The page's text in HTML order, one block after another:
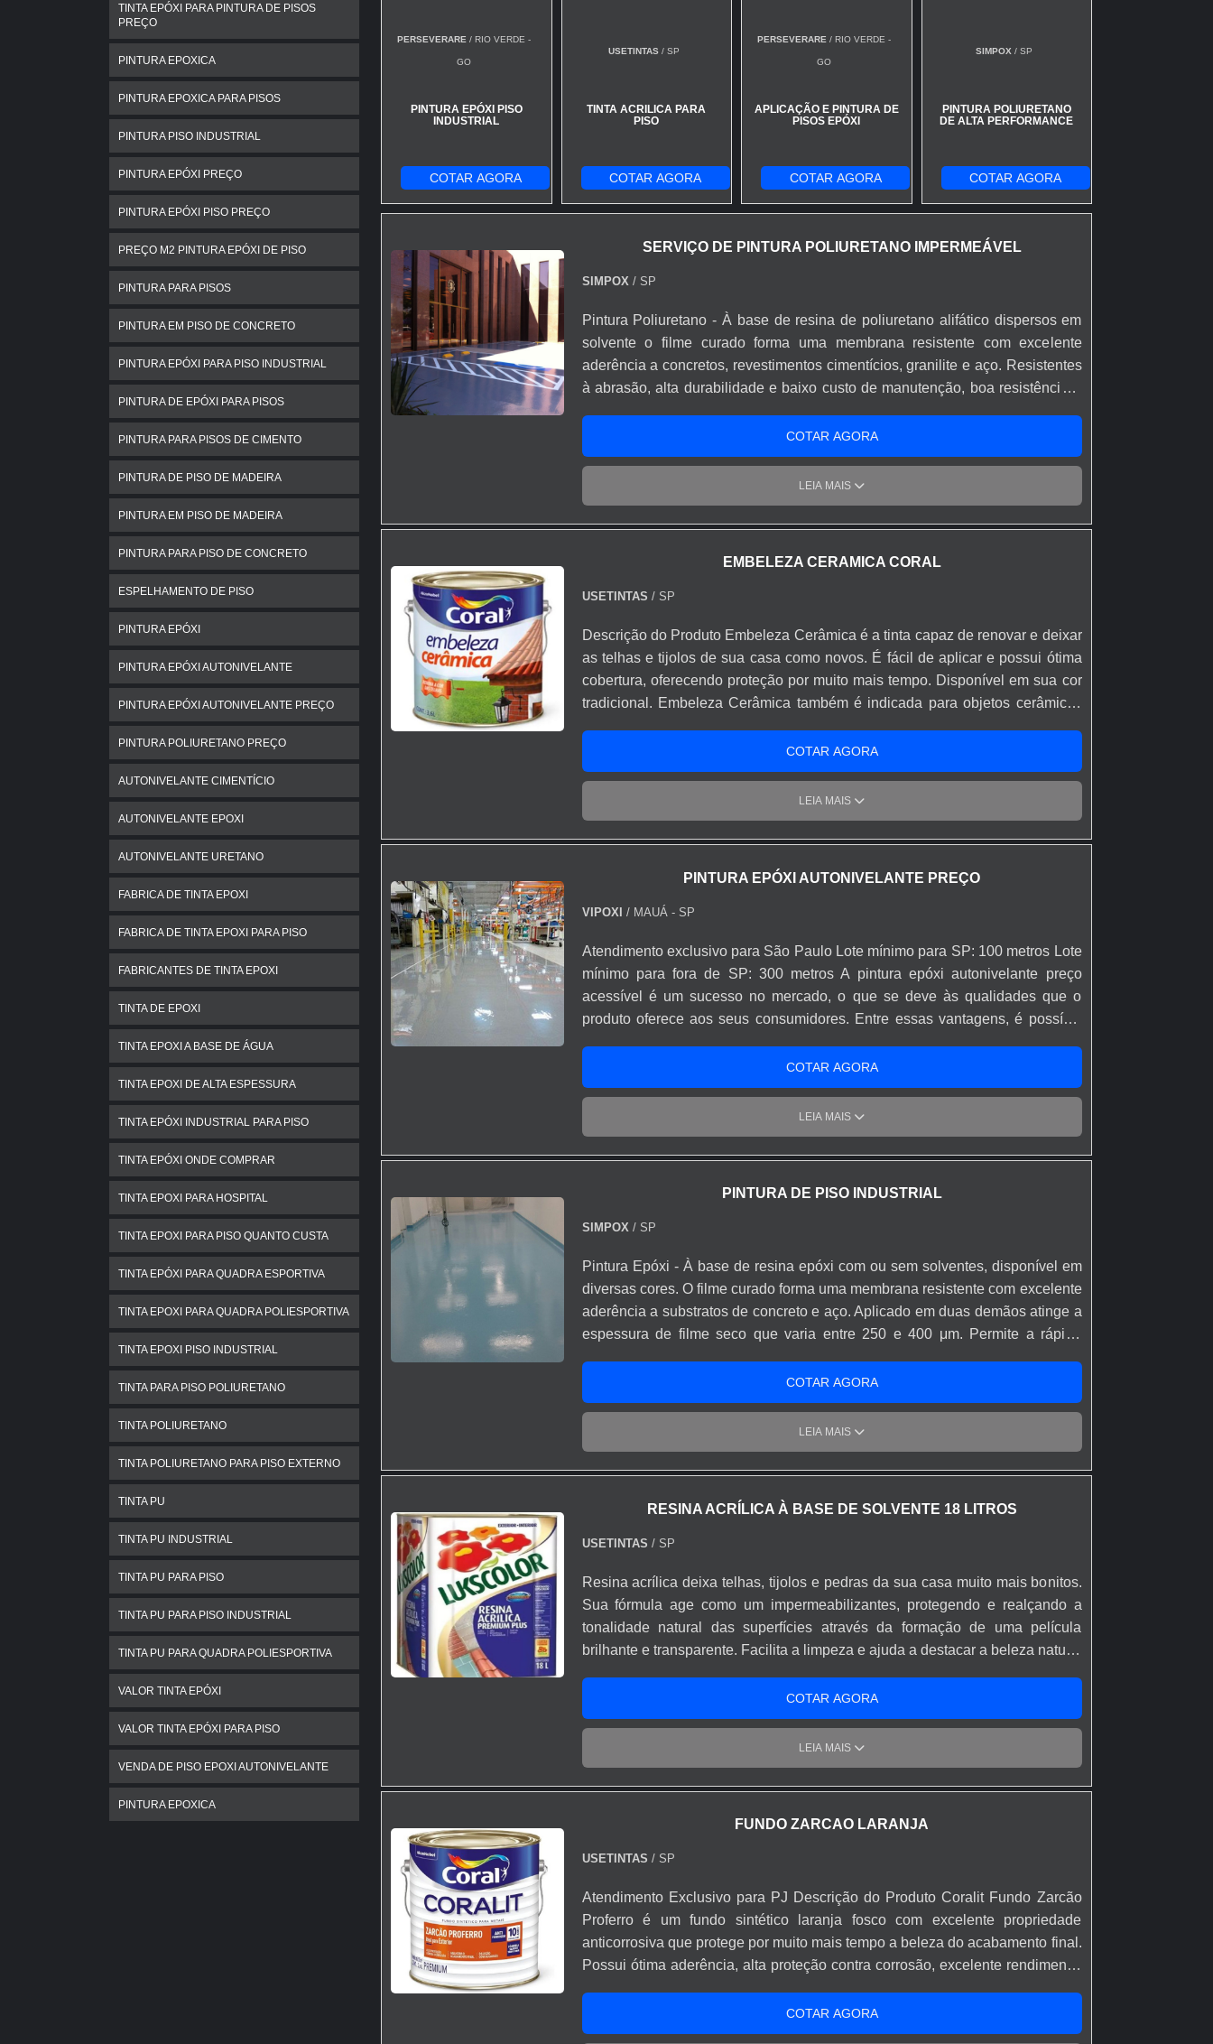
TINTA EPÓXI PARA PINTURA DE PISOS
PREÇO
PINTURA EPOXICA
PINTURA EPOXICA PARA PISOS
PINTURA PISO INDUSTRIAL
PINTURA EPÓXI PREÇO
PINTURA EPÓXI PISO PREÇO
PREÇO M2 PINTURA EPÓXI DE PISO
PINTURA PARA PISOS
PINTURA EM PISO DE CONCRETO
PINTURA EPÓXI PARA PISO INDUSTRIAL
PINTURA DE EPÓXI PARA PISOS
PINTURA PARA PISOS DE CIMENTO
PINTURA DE PISO DE MADEIRA
PINTURA EM PISO DE MADEIRA
PINTURA PARA PISO DE CONCRETO
ESPELHAMENTO DE PISO
PINTURA EPÓXI
PINTURA EPÓXI AUTONIVELANTE
PINTURA EPÓXI AUTONIVELANTE PREÇO
PINTURA POLIURETANO PREÇO
AUTONIVELANTE CIMENTÍCIO
AUTONIVELANTE EPOXI
AUTONIVELANTE URETANO
FABRICA DE TINTA EPOXI
FABRICA DE TINTA EPOXI PARA PISO
FABRICANTES DE TINTA EPOXI
TINTA DE EPOXI
TINTA EPOXI A BASE DE ÁGUA
TINTA EPOXI DE ALTA ESPESSURA
TINTA EPÓXI INDUSTRIAL PARA PISO
TINTA EPÓXI ONDE COMPRAR
TINTA EPOXI PARA HOSPITAL
TINTA EPOXI PARA PISO QUANTO CUSTA
TINTA EPÓXI PARA QUADRA ESPORTIVA
TINTA EPOXI PARA QUADRA POLIESPORTIVA
TINTA EPOXI PISO INDUSTRIAL
TINTA PARA PISO POLIURETANO
TINTA POLIURETANO
TINTA POLIURETANO PARA PISO EXTERNO
TINTA PU
TINTA PU INDUSTRIAL
TINTA PU PARA PISO
TINTA PU PARA PISO INDUSTRIAL
TINTA PU PARA QUADRA POLIESPORTIVA
VALOR TINTA EPÓXI
VALOR TINTA EPÓXI PARA PISO
VENDA DE PISO EPOXI AUTONIVELANTE
PINTURA EPOXICA
PERSEVERARE/ RIO VERDE -
GO
PINTURA EPÓXI PISO
INDUSTRIAL
COTAR AGORA
USETINTAS/ SP
TINTA ACRILICA PARA
PISO
COTAR AGORA
PERSEVERARE/ RIO VERDE -
GO
APLICAÇÃO E PINTURA DE
PISOS EPÓXI
COTAR AGORA
SIMPOX / SP
PINTURA POLIURETANO
DE ALTA PERFORMANCE
COTAR AGORA
SERVIÇO DE PINTURA POLIURETANO IMPERMEÁVEL
SIMPOX / SP
Pintura Poliuretano - À base de resina de poliuretano alifático dispersos em
solvente o filme curado forma uma membrana resistente com excelente
aderência a concretos, revestimentos cimentícios, granilite e aço. Resistentes
à abrasão, alta durabilidade e baixo custo de manutenção, boa resistência a
resistência a uma grande variedade de produtos químicos, produzem
acabamento impermeável e permitem fácil limpeza da superfície disponíveis
COTAR AGORA
LEIA MAIS
EMBELEZA CERAMICA CORAL
USETINTAS / SP
Descrição do Produto Embeleza Cerâmica é a tinta capaz de renovar e deixar
as telhas e tijolos de sua casa como novos. É fácil de aplicar e possui ótima
cobertura, oferecendo proteção por muito mais tempo. Disponível em sua cor
tradicional. Embeleza Cerâmica também é indicada para objetos cerâmicos
COTAR AGORA
LEIA MAIS
PINTURA EPÓXI AUTONIVELANTE PREÇO
VIPOXI / MAUÁ - SP
Atendimento exclusivo para São Paulo Lote mínimo para SP: 100 metros Lote
mínimo para fora de SP: 300 metros A pintura epóxi autonivelante preço
acessível é um sucesso no mercado, o que se deve às qualidades que o
produto oferece aos seus consumidores. Entre essas vantagens, é possível
Principais benefícios: --> Revestimento monolítico; Não contém solventes;
Resistência química e mecânica; Resistência à abrasão; Disponível em
diversas cores; Praticidade de aplicação; Possui alta aderência e penetração;
Corrige as irregularidades do piso; Há também a versão antiderrapante.
Solicite um orçamento e conheça a Vipoxi.
COTAR AGORA
LEIA MAIS
PINTURA DE PISO INDUSTRIAL
SIMPOX/ SP
Pintura Epóxi - À base de resina epóxi com ou sem solventes, disponível em
diversas cores. O filme curado forma uma membrana resistente com excelente
aderência a substratos de concreto e aço. Aplicado em duas demãos atinge a
espessura de filme seco que varia entre 250 e 400 μm. Permite a rápida
superfície impermeável, isenta de pó e de fácil limpeza, alta durabilidade e
ótima resistência à abrasão.
COTAR AGORA
LEIA MAIS
RESINA ACRÍLICA À BASE DE SOLVENTE 18 LITROS
USETINTAS / SP
Resina acrílica deixa telhas, tijolos e pedras da sua casa muito mais bonitos.
Sua fórmula age como um impermeabilizantes, protegendo e realçando a
tonalidade natural das superfícies através da formação de uma película
brilhante e transparente. Facilita a limpeza e ajuda a destacar a beleza natural
pedras. Uma lata de 18L rende até 175m².
COTAR AGORA
LEIA MAIS
FUNDO ZARCAO LARANJA
USETINTAS / SP
Atendimento Exclusivo para PJ Descrição do Produto Coralit Fundo Zarcão
Proferro é um fundo sintético laranja fosco com excelente propriedade
anticorrosiva que protege por muito mais tempo a beleza do acabamento final.
Possui ótima aderência, alta proteção contra corrosão, excelente rendimento,
combinados fundo e esmalte sintético da Família Coralit. Acabamento Fosco
Rendimento ≈ 14m²/L Secagem ao toque 4 a 6 horas ao toque 8 horas entre
COTAR AGORA